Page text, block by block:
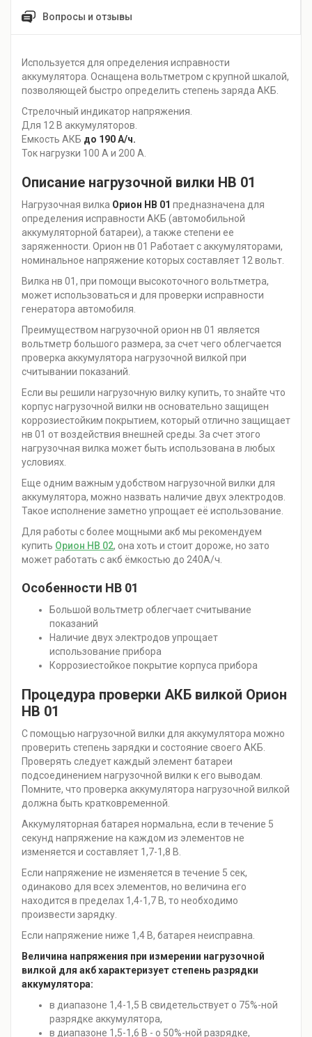
Вопросы и отзывы
Используется для определения исправности
аккумулятора. Оснащена вольтметром с крупной шкалой,
позволяющей быстро определить степень заряда АКБ.
Стрелочный индикатор напряжения.
Для 12 В аккумуляторов.
Емкость АКБ до 190 А/ч.
Ток нагрузки 100 А и 200 А.
Описание нагрузочной вилки НВ 01
Нагрузочная вилка Орион НВ 01 предназначена для
определения исправности АКБ (автомобильной
аккумуляторной батареи), а также степени ее
заряженности. Орион нв 01 Работает с аккумуляторами,
номинальное напряжение которых составляет 12 вольт.
Вилка нв 01, при помощи высокоточного вольтметра,
может использоваться и для проверки исправности
генератора автомобиля.
Преимуществом нагрузочной орион нв 01 является
вольтметр большого размера, за счет чего облегчается
проверка аккумулятора нагрузочной вилкой при
считывании показаний.
Если вы решили нагрузочную вилку купить, то знайте что
корпус нагрузочной вилки нв основательно защищен
коррозиестойким покрытием, который отлично защищает
нв 01 от воздействия внешней среды. За счет этого
нагрузочная вилка может быть использована в любых
условиях.
Еще одним важным удобством нагрузочной вилки для
аккумулятора, можно назвать наличие двух электродов.
Такое исполнение заметно упрощает её использование.
Для работы с более мощными акб мы рекомендуем
купить Орион НВ 02, она хоть и стоит дороже, но зато
может работать с акб ёмкостью до 240А/ч.
Особенности НВ 01
Большой вольтметр облегчает считывание
показаний
Наличие двух электродов упрощает
использование прибора
Коррозиестойкое покрытие корпуса прибора
Процедура проверки АКБ вилкой Орион
НВ 01
С помощью нагрузочной вилки для аккумулятора можно
проверить степень зарядки и состояние своего АКБ.
Проверять следует каждый элемент батареи
подсоединением нагрузочной вилки к его выводам.
Помните, что проверка аккумулятора нагрузочной вилкой
должна быть кратковременной.
Аккумуляторная батарея нормальна, если в течение 5
секунд напряжение на каждом из элементов не
изменяется и составляет 1,7-1,8 В.
Если напряжение не изменяется в течение 5 сек,
одинаково для всех элементов, но величина его
находится в пределах 1,4-1,7 В, то необходимо
произвести зарядку.
Если напряжение ниже 1,4 В, батарея неисправна.
Величина напряжения при измерении нагрузочной
вилкой для акб характеризует степень разрядки
аккумулятора:
в диапазоне 1,4-1,5 В свидетельствует о 75%-ной
разрядке аккумулятора,
в диапазоне 1,5-1,6 В - о 50%-ной разрядке,